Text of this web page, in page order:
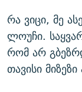
რა ვიცი, მე
ლოუჩი.
რომ არ
თავისი მიზეზი